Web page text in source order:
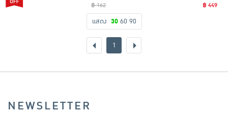
฿ 162
฿ 449
แสดง 30 60 90
1
NEWSLETTER